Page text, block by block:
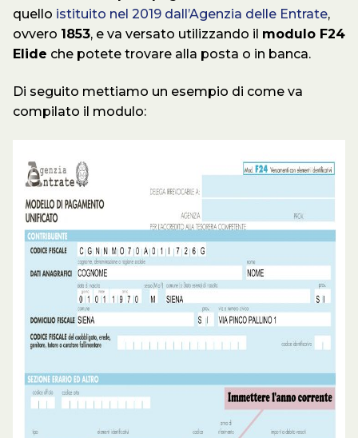
quello istituito nel 2019 dall’Agenzia delle Entrate,
ovvero 1853, e va versato utilizzando il modulo F24
Elide che potete trovare alla posta o in banca.
Di seguito mettiamo un esempio di come va
compilato il modulo: